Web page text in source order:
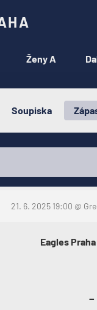
Ženy A
Soupiska
21. 6. 2025 19:00 @
Eagles
–